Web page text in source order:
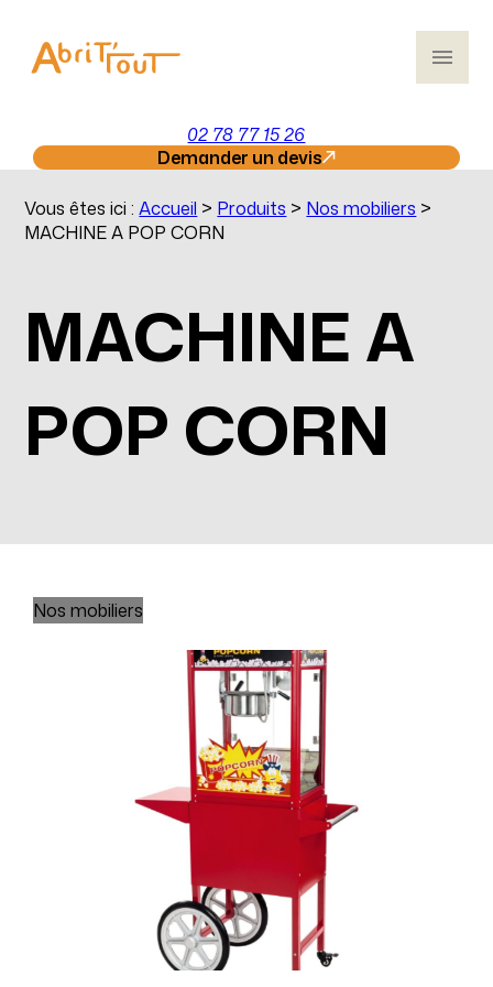
menu
02 78 77 15 26
Demander un devis
Vous êtes ici :Accueil > Produits > Nos mobiliers >
MACHINE A POP CORN
MACHINE A
POP CORN
Nos mobiliers